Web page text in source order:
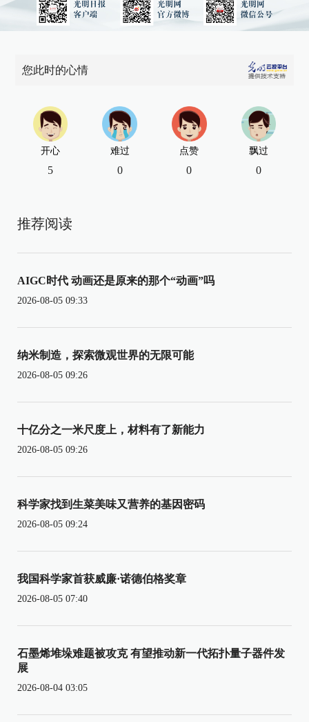
您此时的心情
开心
5
难过
0
点赞
0
飘过
0
推荐阅读
AIGC时代 动画还是原来的那个“动画”吗
2026-08-05 09:33
纳米制造，探索微观世界的无限可能
2026-08-05 09:26
十亿分之一米尺度上，材料有了新能力
2026-08-05 09:26
科学家找到生菜美味又营养的基因密码
2026-08-05 09:24
我国科学家首获威廉·诺德伯格奖章
2026-08-05 07:40
石墨烯堆垛难题被攻克 有望推动新一代拓扑量子器件发
展
2026-08-04 03:05